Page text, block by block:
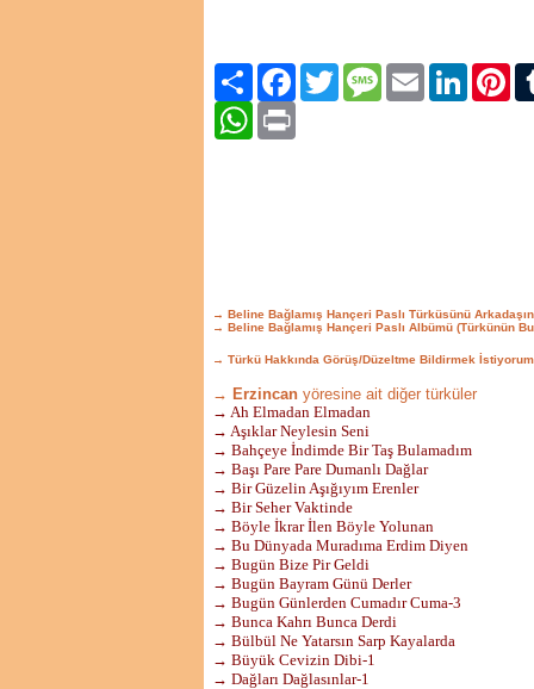
Paylaş FacebookTwitter Message Email LinkedIn
WhatsApp
→ Beline Bağlamış Hançeri Paslı Türküsünü
→ Beline Bağlamış Hançeri Paslı Albümü (Türkünün
→ Türkü Hakkında Görüş/Düzeltme Bildirmek İstiyorum
→ Erzincan yöresine ait diğer türküler
→ Ah Elmadan Elmadan
→ Aşıklar Neylesin Seni
→ Bahçeye İndimde Bir Taş Bulamadım
→ Başı Pare Pare Dumanlı Dağlar
→ Bir Güzelin Aşığıyım Erenler
→ Bir Seher Vaktinde
→ Böyle İkrar İlen Böyle Yolunan
→ Bu Dünyada Muradıma Erdim Diyen
→ Bugün Bize Pir Geldi
→ Bugün Bayram Günü Derler
→ Bugün Günlerden Cumadır Cuma-3
→ Bunca Kahrı Bunca Derdi
→ Bülbül Ne Yatarsın Sarp Kayalarda
→ Büyük Cevizin Dibi-1
→ Dağları Dağlasınlar-1